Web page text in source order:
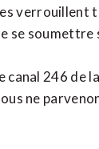
verrouillent
se soumettre
246 de
ne